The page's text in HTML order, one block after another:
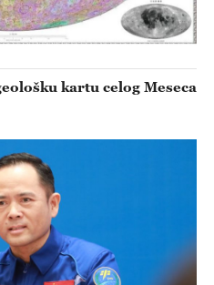
kartu celog Meseca